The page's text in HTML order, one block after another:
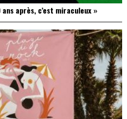
après, c’est miraculeux »